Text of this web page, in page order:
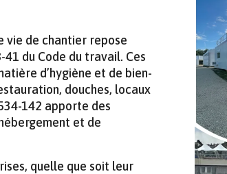
vie de chantier repose
du Code du travail. Ces
d’hygiène et de bien-
douches, locaux
142 apporte des
et de
quelle que soit leur